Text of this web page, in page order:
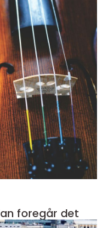
foregår det